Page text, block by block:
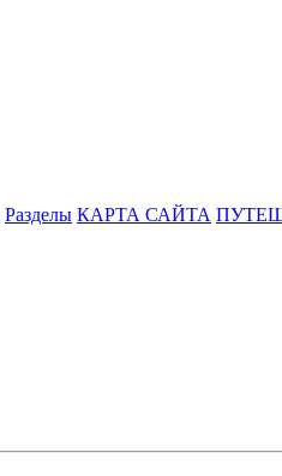
Разделы КАРТА САЙТА